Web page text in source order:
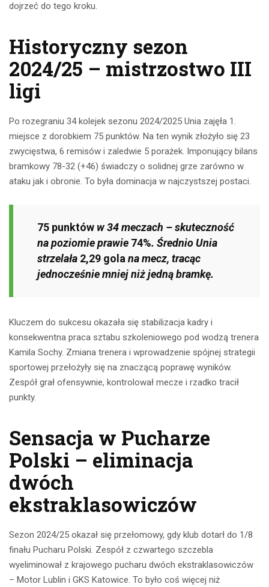
dojrzeć do tego kroku.
Historyczny sezon
2024/25 – mistrzostwo III
ligi
Po rozegraniu 34 kolejek sezonu 2024/2025 Unia zajęła 1.
miejsce z dorobkiem 75 punktów. Na ten wynik złożyło się 23
zwycięstwa, 6 remisów i zaledwie 5 porażek. Imponujący bilans
bramkowy 78-32 (+46) świadczy o solidnej grze zarówno w
ataku jak i obronie. To była dominacja w najczystszej postaci.
75 punktów w 34 meczach – skuteczność
na poziomie prawie 74%. Średnio Unia
strzelała 2,29 golana mecz, tracąc
jednocześnie mniej niż jedną bramkę.
Kluczem do sukcesu okazała się stabilizacja kadry i
konsekwentna praca sztabu szkoleniowego pod wodzą trenera
Kamila Sochy. Zmiana trenera i wprowadzenie spójnej strategii
sportowej przełożyły się na znaczącą poprawę wyników.
Zespół grał ofensywnie, kontrolował mecze i rzadko tracił
punkty.
Sensacja w Pucharze
Polski – eliminacja
dwóch
ekstraklasowiczów
Sezon 2024/25 okazał się przełomowy, gdy klub dotarł do 1/8
finału Pucharu Polski. Zespół z czwartego szczebla
wyeliminował z krajowego pucharu dwóch ekstraklasowiczów
– Motor Lublin i GKS Katowice. To było coś więcej niż